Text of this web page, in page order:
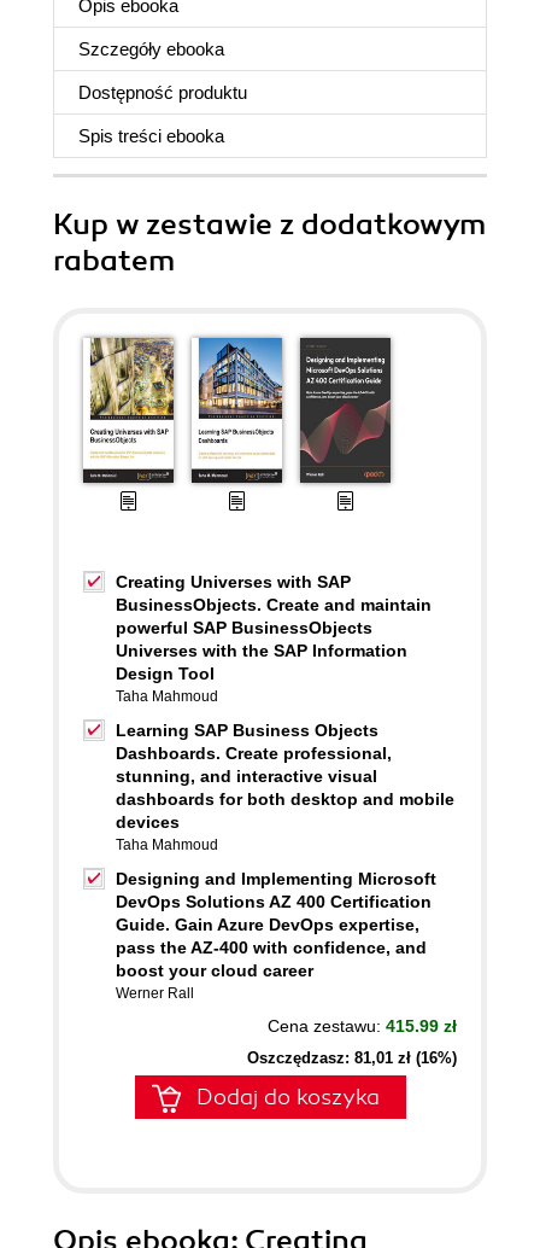
Opis ebooka
Szczegóły ebooka
Dostępność produktu
Spis treści ebooka
Kup w zestawie z dodatkowym
rabatem
Creating Universes with SAP
BusinessObjects. Create and maintain
powerful SAP BusinessObjects
Universes with the SAP Information
Design Tool
Taha Mahmoud
Learning SAP Business Objects
Dashboards. Create professional,
stunning, and interactive visual
dashboards for both desktop and mobile
devices
Taha Mahmoud
Designing and Implementing Microsoft
DevOps Solutions AZ 400 Certification
Guide. Gain Azure DevOps expertise,
pass the AZ-400 with confidence, and
boost your cloud career
Werner Rall
Cena zestawu: 415.99 zł
Oszczędzasz: 81,01 zł (16%)
Dodaj do koszyka
Opis ebooka: Creating